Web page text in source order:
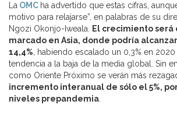
La OMC ha advertido que estas cifras,
motivo para relajarse”, en palabras de su
Ngozi Okonjo-Iweala.
El crecimiento
marcado en Asia, donde podría
14,4% , habiendo escalado un 0,3% en
tendencia a la baja de la media global. Sin
como Oriente Próximo se verán más
incremento interanual de sólo el 5%,
niveles prepandemia